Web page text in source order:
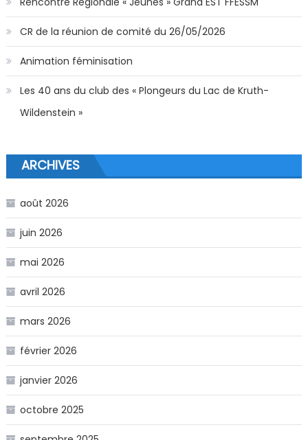
CR de la réunion de comité du 26/05/2026
Animation féminisation
Les 40 ans du club des « Plongeurs du Lac de Kruth-
Wildenstein »
ARCHIVES
août 2026
juin 2026
mai 2026
avril 2026
mars 2026
février 2026
janvier 2026
octobre 2025